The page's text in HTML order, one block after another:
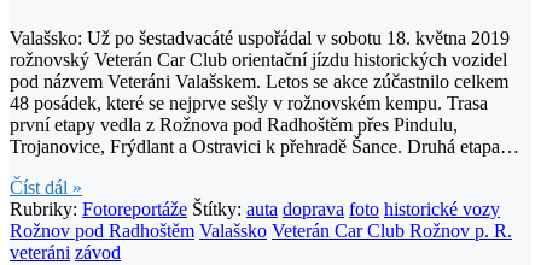
Valašsko: Už po šestadvacáté uspořádal v sobotu 18. května 2019
rožnovský Veterán Car Club orientační jízdu historických vozidel
pod názvem Veteráni Valašskem. Letos se akce zúčastnilo celkem
48 posádek, které se nejprve sešly v rožnovském kempu. Trasa
první etapy vedla z Rožnova pod Radhoštěm přes Pindulu,
Trojanovice, Frýdlant a Ostravici k přehradě Šance. Druhá etapa…
Číst dál »
Rubriky: Fotoreportáže Štítky: auta doprava foto historické vozy
Rožnov pod Radhoštěm Valašsko Veterán Car Club Rožnov p. R.
veteráni závod